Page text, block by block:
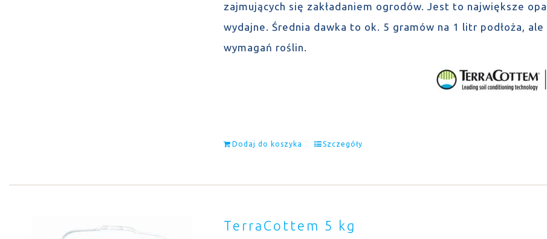
zajmujących się zakładaniem ogrodów. Jest to największe
wydajne. Średnia dawka to ok. 5 gramów na 1 litr podłoża,
wymagań roślin.
Dodaj do koszyka Szczegóły
TerraCottem 5 kg